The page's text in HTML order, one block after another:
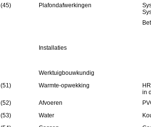
(45)
Plafondafwerkingen
Installaties
Werktuigbouwkundig
(51)
Warmte-opwekking
in
(52)
Afvoeren
(53)
Water